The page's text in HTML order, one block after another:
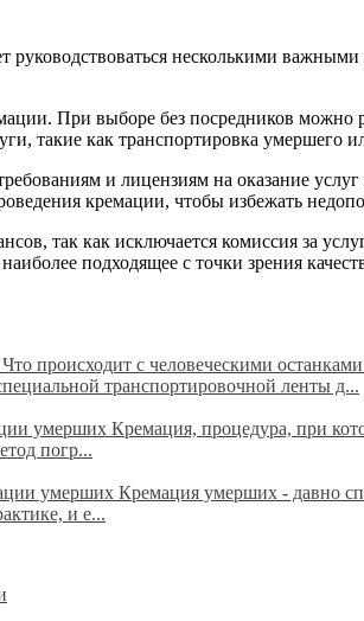
руководствоваться несколькими
При выборе без посредников
такие как транспортировка умершего
и лицензиям на оказание
кремации, чтобы избежать
так как исключается комиссия за
подходящее с точки зрения
Что происходит с человеческими
транспортировочной ленты д...
умерших Кремация, процедура, при
погр...
умерших Кремация умерших - давно
и е...